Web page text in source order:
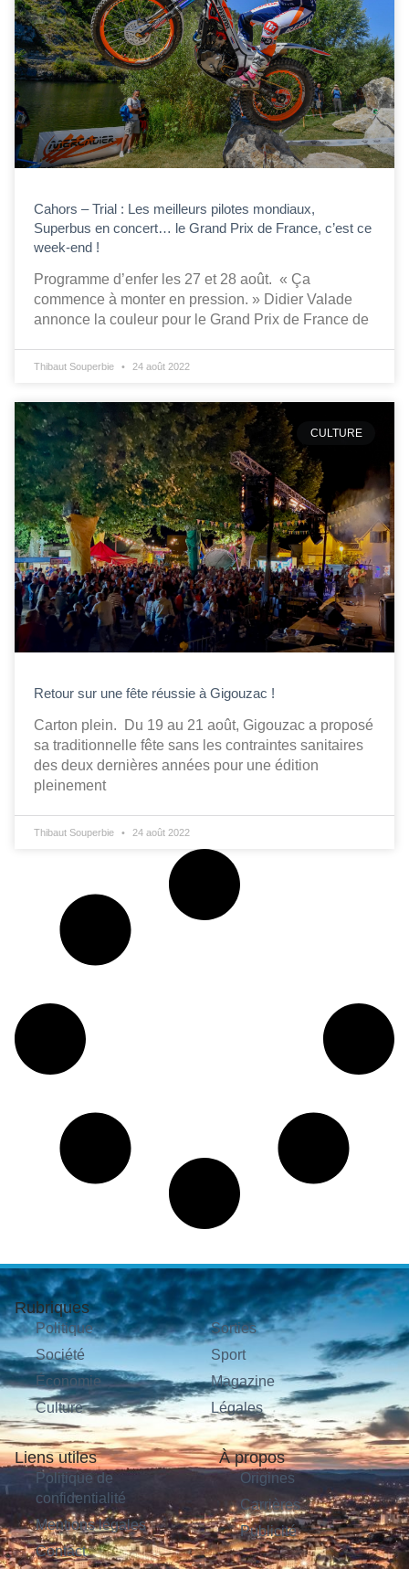
Cahors – Trial : Les meilleurs pilotes mondiaux,
Superbus en concert… le Grand Prix de France, c’est ce
week-end !
Programme d’enfer les 27 et 28 août. « Ça
commence à monter en pression. » Didier Valade
annonce la couleur pour le Grand Prix de France de
Thibaut Souperbie 24 août 2022
CULTURE
Retour sur une fête réussie à Gigouzac !
Carton plein. Du 19 au 21 août, Gigouzac a proposé
sa traditionnelle fête sans les contraintes sanitaires
des deux dernières années pour une édition
pleinement
Thibaut Souperbie 24 août 2022
Rubriques
Politique
Société
Économie
Culture
Sorties
Sport
Magazine
Légales
Liens utiles
Politique de
confidentialité
Mentions légales
Contact
À propos
Origines
Carrières
Publicité